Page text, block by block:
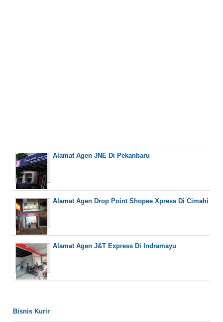
Alamat Agen JNE Di Pekanbaru
Alamat Agen Drop Point Shopee Xpress Di Cimahi
Alamat Agen J&T Express Di Indramayu
Bisnis Kurir